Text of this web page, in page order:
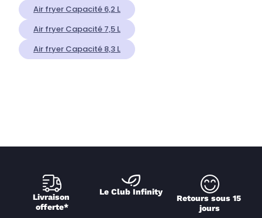
Air fryer Capacité 6,2 L
Air fryer Capacité 7,5 L
Air fryer Capacité 8,3 L
Livraison
offerte*
Le Club Infinity
Retours sous 15
jours